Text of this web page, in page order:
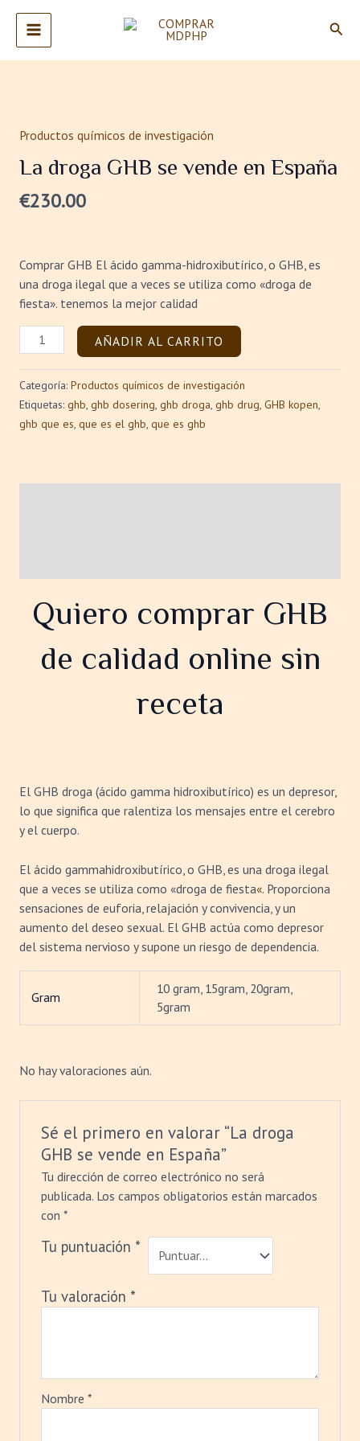
contenido
MAIN
MENU
Productos químicos de investigación
La droga GHB se vende en España
€230.00
Comprar GHB El ácido gamma-hidroxibutírico, o GHB, es
una droga ilegal que a veces se utiliza como «droga de
fiesta». tenemos la mejor calidad
GHB
vende
en
España
AÑADIR AL CARRITO
Categoría: Productos químicos de investigación
Etiquetas: ghb, ghb dosering, ghb droga, ghb drug, GHB kopen,
ghb que es, que es el ghb, que es ghb
Quiero comprar GHB
de calidad online sin
receta
El GHB droga (ácido gamma hidroxibutírico) es un depresor,
lo que significa que ralentiza los mensajes entre el cerebro
y el cuerpo.
El ácido gammahidroxibutírico, o GHB, es una droga ilegal
que a veces se utiliza como «droga de fiesta«. Proporciona
sensaciones de euforia, relajación y convivencia, y un
aumento del deseo sexual. El GHB actúa como depresor
del sistema nervioso y supone un riesgo de dependencia.
Gram
10 gram, 15gram, 20gram,
5gram
No hay valoraciones aún.
Sé el primero en valorar “La droga
GHB se vende en España”
Tu dirección de correo electrónico no será
publicada. Los campos obligatorios están marcados
con *
Tu puntuación *
Tu valoración *
Nombre *